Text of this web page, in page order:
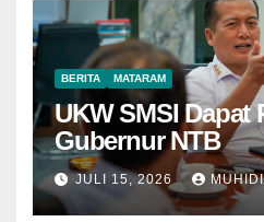
BERITA MATARAM
UKW SMSI Dapat
Gubernur NTB
JULI 15, 2026